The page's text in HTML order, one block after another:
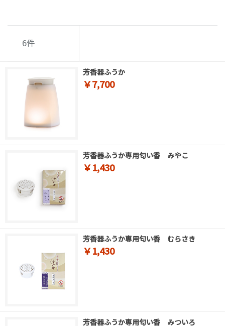
6件
芳香器ふうか
￥7,700
芳香器ふうか専用匂い香 みやこ
￥1,430
芳香器ふうか専用匂い香 むらさき
￥1,430
芳香器ふうか専用匂い香 みついろ